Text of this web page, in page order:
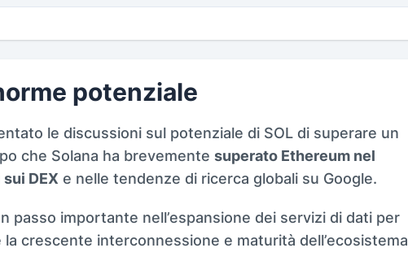
potenziale
le discussioni sul potenziale di SOL di superare un
che Solana ha brevemente superato Ethereum nel
DEX e nelle tendenze di ricerca globali su Google.
passo importante nell’espansione dei servizi di dati per
crescente interconnessione e maturità dell’ecosistema